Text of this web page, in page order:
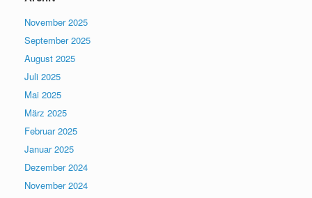
November 2025
September 2025
August 2025
Juli 2025
Mai 2025
März 2025
Februar 2025
Januar 2025
Dezember 2024
November 2024